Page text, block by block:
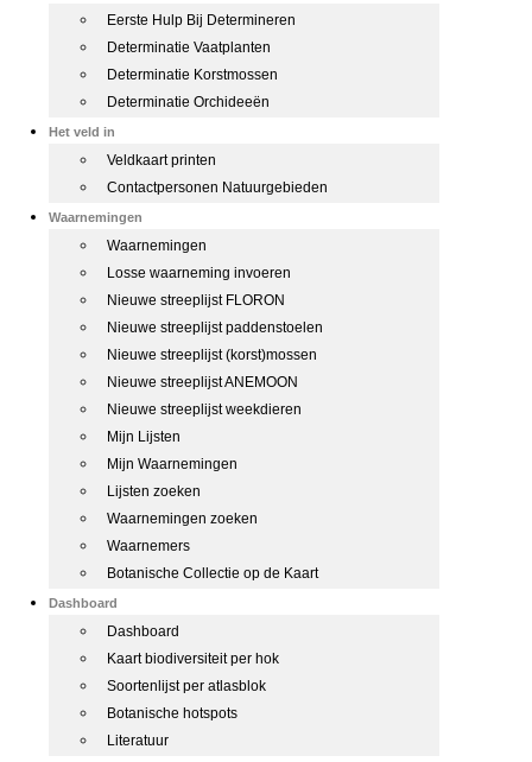
Eerste Hulp Bij Determineren
Determinatie Vaatplanten
Determinatie Korstmossen
Determinatie Orchideeën
Het veld in
Veldkaart printen
Contactpersonen Natuurgebieden
Waarnemingen
Waarnemingen
Losse waarneming invoeren
Nieuwe streeplijst FLORON
Nieuwe streeplijst paddenstoelen
Nieuwe streeplijst (korst)mossen
Nieuwe streeplijst ANEMOON
Nieuwe streeplijst weekdieren
Mijn Lijsten
Mijn Waarnemingen
Lijsten zoeken
Waarnemingen zoeken
Waarnemers
Botanische Collectie op de Kaart
Dashboard
Dashboard
Kaart biodiversiteit per hok
Soortenlijst per atlasblok
Botanische hotspots
Literatuur